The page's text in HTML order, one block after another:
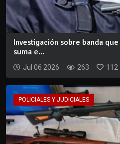
Investigación sobre banda
suma e...
Jul 06 2026 263 112
POLICIALES Y JUDICIALES